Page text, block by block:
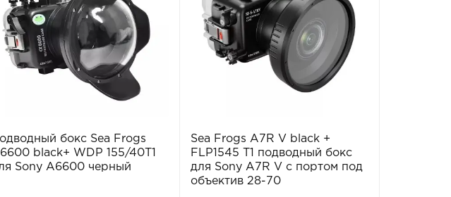
бокс Sea Frogs
black+ WDP 155/40T1
Sony A6600 черный
Sea Frogs A7R V black +
FLP1545 T1 подводный бокс
для Sony A7R V с портом под
объектив 28-70